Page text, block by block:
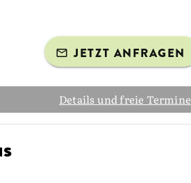
JETZT ANFRAGEN
Details und freie Termine